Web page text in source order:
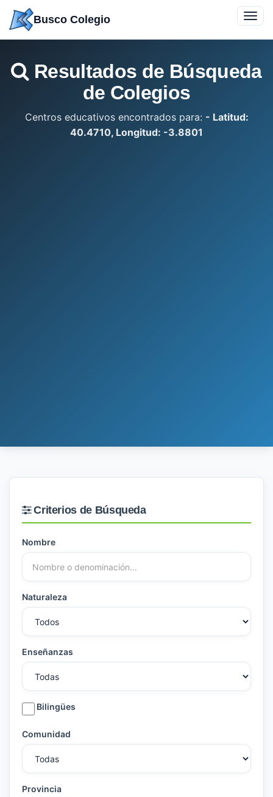
contenido
Busco Colegio
Resultados de Búsqueda
de Colegios
Centros educativos encontrados para: - Latitud:
40.4710, Longitud: -3.8801
Criterios de Búsqueda
Nombre
Naturaleza
Enseñanzas
Bilingües
Comunidad
Provincia